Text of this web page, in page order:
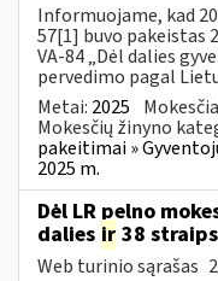
Informuojame, kad
57[1] buvo pakeistas
VA-84 „Dėl dalies
pervedimo pagal
Metai: 2025
Mokesčių žinyno
pakeitimai »
2025 m.
Dėl LR pelno
dalies ir 38
Web turinio sąrašas